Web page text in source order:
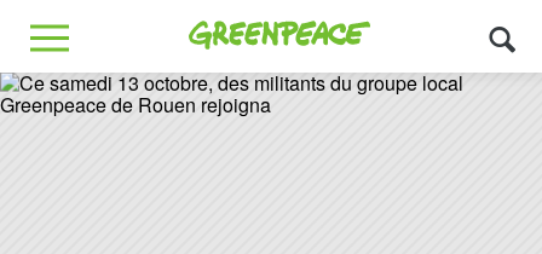
Greenpeace
MENU